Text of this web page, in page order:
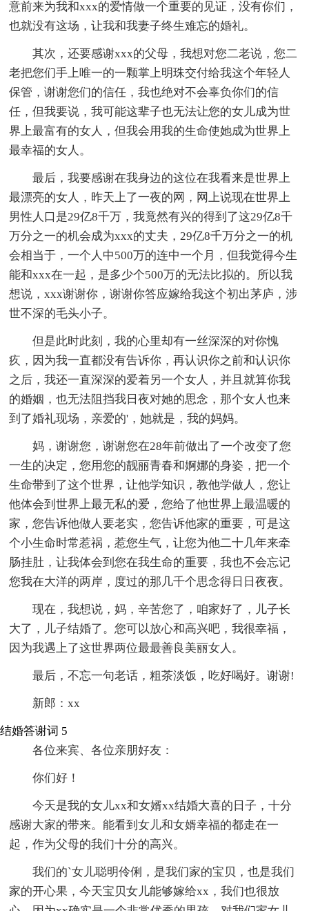
意前来为我和xxx的爱情做一个重要的见证，没有你们，
也就没有这场，让我和我妻子终生难忘的婚礼。
其次，还要感谢xxx的父母，我想对您二老说，您二
老把您们手上唯一的一颗掌上明珠交付给我这个年轻人
保管，谢谢您们的信任，我也绝对不会辜负你们的信
任，但我要说，我可能这辈子也无法让您的女儿成为世
界上最富有的女人，但我会用我的生命使她成为世界上
最幸福的女人。
最后，我要感谢在我身边的这位在我看来是世界上
最漂亮的女人，昨天上了一夜的网，网上说现在世界上
男性人口是29亿8千万，我竟然有兴的得到了这29亿8千
万分之一的机会成为xxx的丈夫，29亿8千万分之一的机
会相当于，一个人中500万的连中一个月，但我觉得今生
能和xxx在一起，是多少个500万的无法比拟的。所以我
想说，xxx谢谢你，谢谢你答应嫁给我这个初出茅庐，涉
世不深的毛头小子。
但是此时此刻，我的心里却有一丝深深的对你愧
疚，因为我一直都没有告诉你，再认识你之前和认识你
之后，我还一直深深的爱着另一个女人，并且就算你我
的婚姻，也无法阻挡我日夜对她的思念，那个女人也来
到了婚礼现场，亲爱的'，她就是，我的妈妈。
妈，谢谢您，谢谢您在28年前做出了一个改变了您
一生的决定，您用您的靓丽青春和婀娜的身姿，把一个
生命带到了这个世界，让他学知识，教他学做人，您让
他体会到世界上最无私的爱，您给了他世界上最温暖的
家，您告诉他做人要老实，您告诉他家的重要，可是这
个小生命时常惹祸，惹您生气，让您为他二十几年来牵
肠挂肚，让我体会到您在我生命的重要，我也不会忘记
您我在大洋的两岸，度过的那几千个思念得日日夜夜。
现在，我想说，妈，辛苦您了，咱家好了，儿子长
大了，儿子结婚了。您可以放心和高兴吧，我很幸福，
因为我遇上了这世界两位最最善良美丽女人。
最后，不忘一句老话，粗茶淡饭，吃好喝好。谢谢!
新郎：xx
结婚答谢词 5
各位来宾、各位亲朋好友：
你们好！
今天是我的女儿xx和女婿xx结婚大喜的日子，十分
感谢大家的带来。能看到女儿和女婿幸福的都走在一
起，作为父母的我们十分的高兴。
我们的`女儿聪明伶俐，是我们家的宝贝，也是我们
家的开心果，今天宝贝女儿能够嫁给xx，我们也很放